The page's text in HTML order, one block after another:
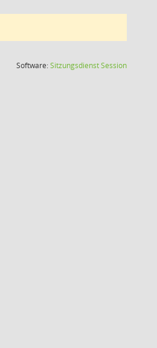
Software:SitzungsdienstSession(Wird in